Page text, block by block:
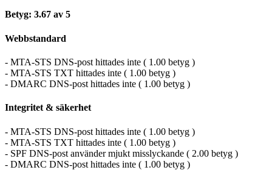
Betyg: 3.67 av 5
Webbstandard
- MTA-STS DNS-post hittades inte ( 1.00 betyg )
- MTA-STS TXT hittades inte ( 1.00 betyg )
- DMARC DNS-post hittades inte ( 1.00 betyg )
Integritet & säkerhet
- MTA-STS DNS-post hittades inte ( 1.00 betyg )
- MTA-STS TXT hittades inte ( 1.00 betyg )
- SPF DNS-post använder mjukt misslyckande ( 2.00 betyg )
- DMARC DNS-post hittades inte ( 1.00 betyg )